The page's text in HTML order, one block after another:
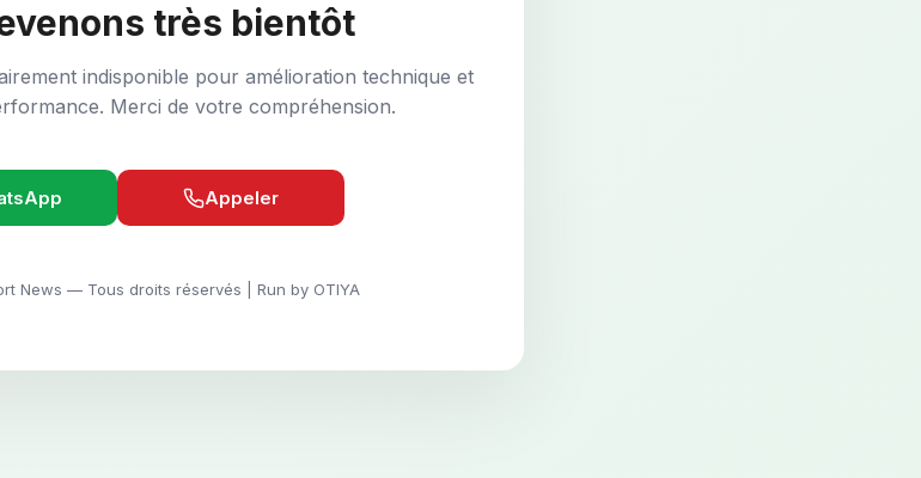
très bientôt
indisponible pour amélioration technique et
Merci de votre compréhension.
Appeler
News — Tous droits réservés | Run by OTIYA